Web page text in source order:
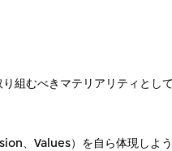
むべきマテリアリティとし
、Values）を自ら体現しよ